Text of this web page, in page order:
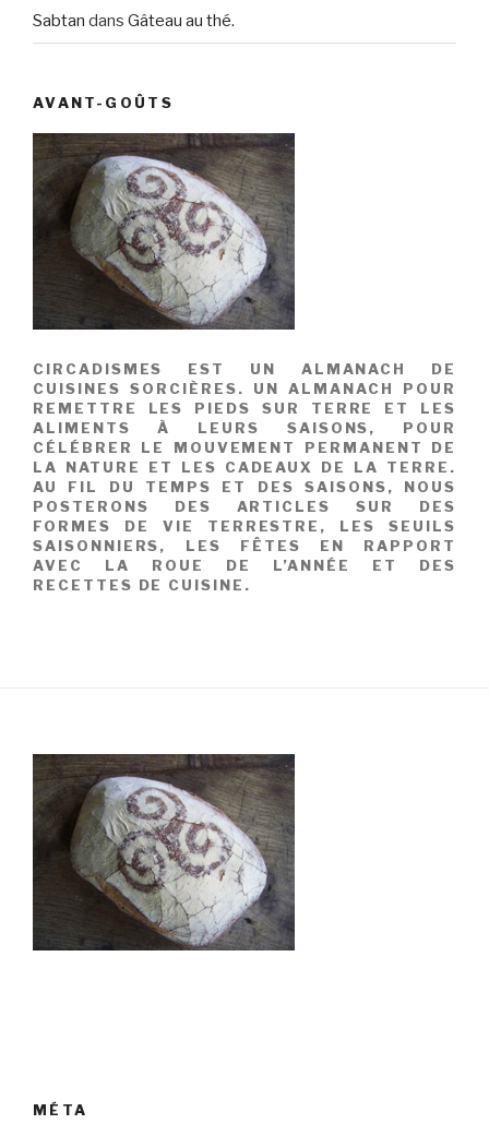
Sabtan dans Gâteau au thé.
AVANT-GOÛTS
CIRCADISMES EST UN ALMANACH DE
CUISINES SORCIÈRES. UN ALMANACH POUR
REMETTRE LES PIEDS SUR TERRE ET LES
ALIMENTS À LEURS SAISONS, POUR
CÉLÉBRER LE MOUVEMENT PERMANENT DE
LA NATURE ET LES CADEAUX DE LA TERRE.
AU FIL DU TEMPS ET DES SAISONS, NOUS
POSTERONS DES ARTICLES SUR DES
FORMES DE VIE TERRESTRE, LES SEUILS
SAISONNIERS, LES FÊTES EN RAPPORT
AVEC LA ROUE DE L’ANNÉE ET DES
RECETTES DE CUISINE.
MÉTA